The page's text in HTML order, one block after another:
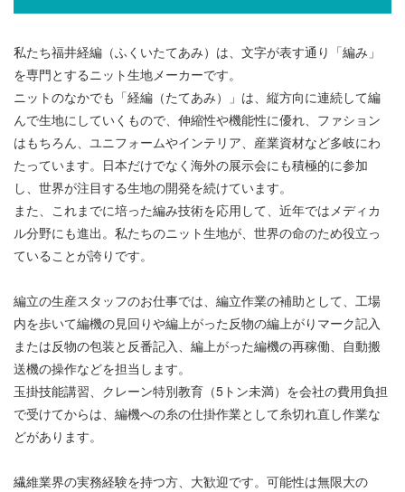
私たち福井経編（ふくいたてあみ）は、文字が表す通り「編み」
を専門とするニット生地メーカーです。
ニットのなかでも「経編（たてあみ）」は、縦方向に連続して編
んで生地にしていくもので、伸縮性や機能性に優れ、ファション
はもちろん、ユニフォームやインテリア、産業資材など多岐にわ
たっています。日本だけでなく海外の展示会にも積極的に参加
し、世界が注目する生地の開発を続けています。
また、これまでに培った編み技術を応用して、近年ではメディカ
ル分野にも進出。私たちのニット生地が、世界の命のため役立っ
ていることが誇りです。
編立の生産スタッフのお仕事では、編立作業の補助として、工場
内を歩いて編機の見回りや編上がった反物の編上がりマーク記入
または反物の包装と反番記入、編上がった編機の再稼働、自動搬
送機の操作などを担当します。
玉掛技能講習、クレーン特別教育（5トン未満）を会社の費用負担
で受けてからは、編機への糸の仕掛作業として糸切れ直し作業な
どがあります。
繊維業界の実務経験を持つ方、大歓迎です。可能性は無限大の